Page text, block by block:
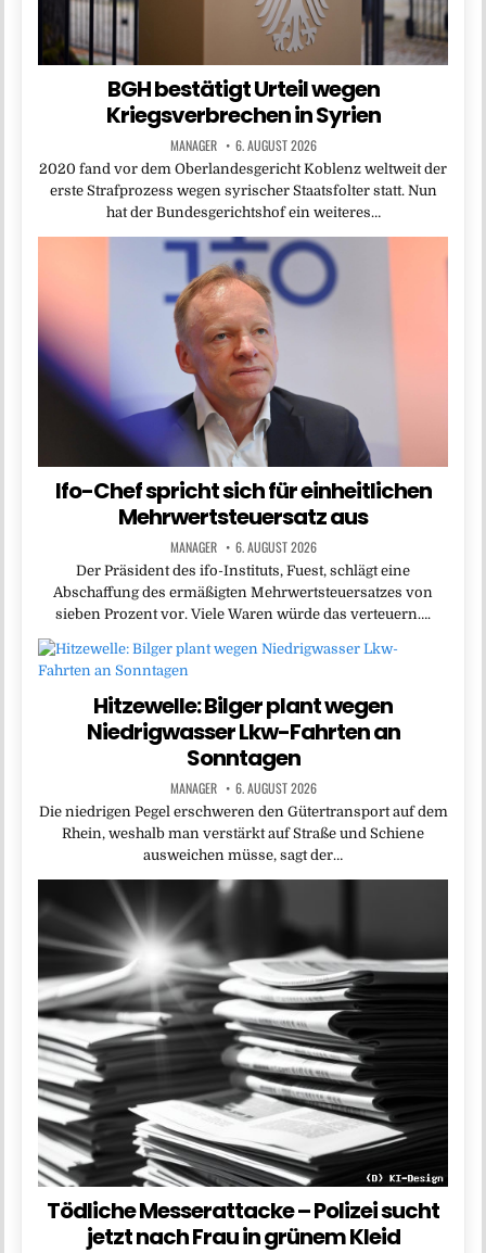
BGH bestätigt Urteil wegen
Kriegsverbrechen in Syrien
MANAGER 6. AUGUST 2026
2020 fand vor dem Oberlandesgericht Koblenz weltweit der
erste Strafprozess wegen syrischer Staatsfolter statt. Nun
hat der Bundesgerichtshof ein weiteres…
Ifo-Chef spricht sich für einheitlichen
Mehrwertsteuersatz aus
MANAGER 6. AUGUST 2026
Der Präsident des ifo-Instituts, Fuest, schlägt eine
Abschaffung des ermäßigten Mehrwertsteuersatzes von
sieben Prozent vor. Viele Waren würde das verteuern….
Hitzewelle: Bilger plant wegen
Niedrigwasser Lkw-Fahrten an
Sonntagen
MANAGER 6. AUGUST 2026
Die niedrigen Pegel erschweren den Gütertransport auf dem
Rhein, weshalb man verstärkt auf Straße und Schiene
ausweichen müsse, sagt der…
Tödliche Messerattacke – Polizei sucht
jetzt nach Frau in grünem Kleid